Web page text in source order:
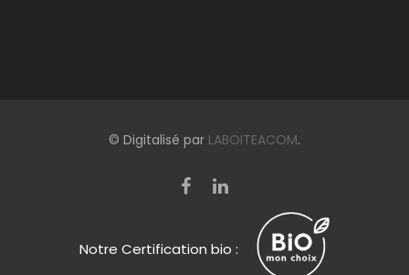
© Digitalisé par LABOITEACOM.
Notre Certification bio :